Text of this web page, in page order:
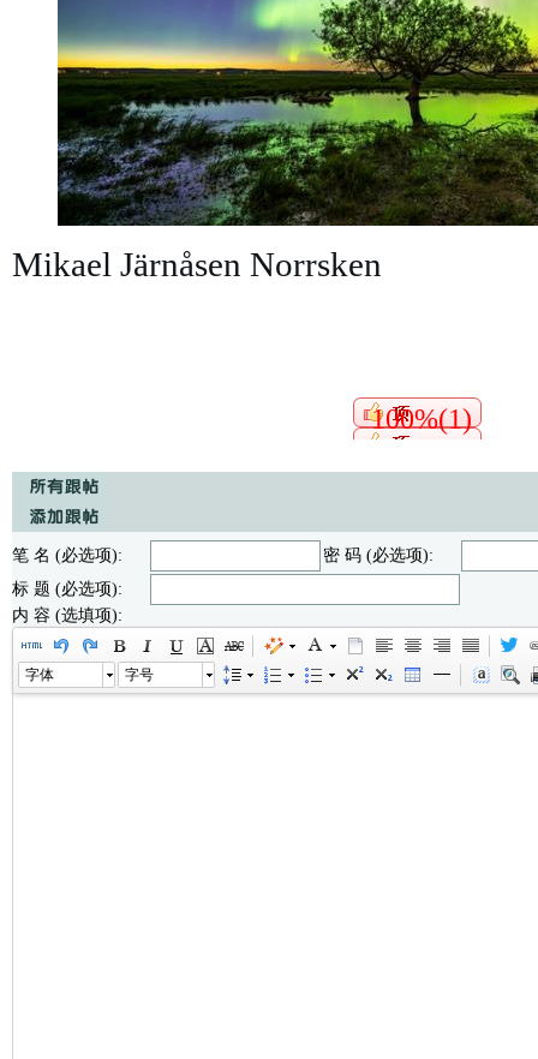
Mikael Järnåsen Norrsken
100%(1)
笔 名 (必选项):
密 码 (必选项):
标 题 (必选项):
内 容 (选填项):
字体 字号